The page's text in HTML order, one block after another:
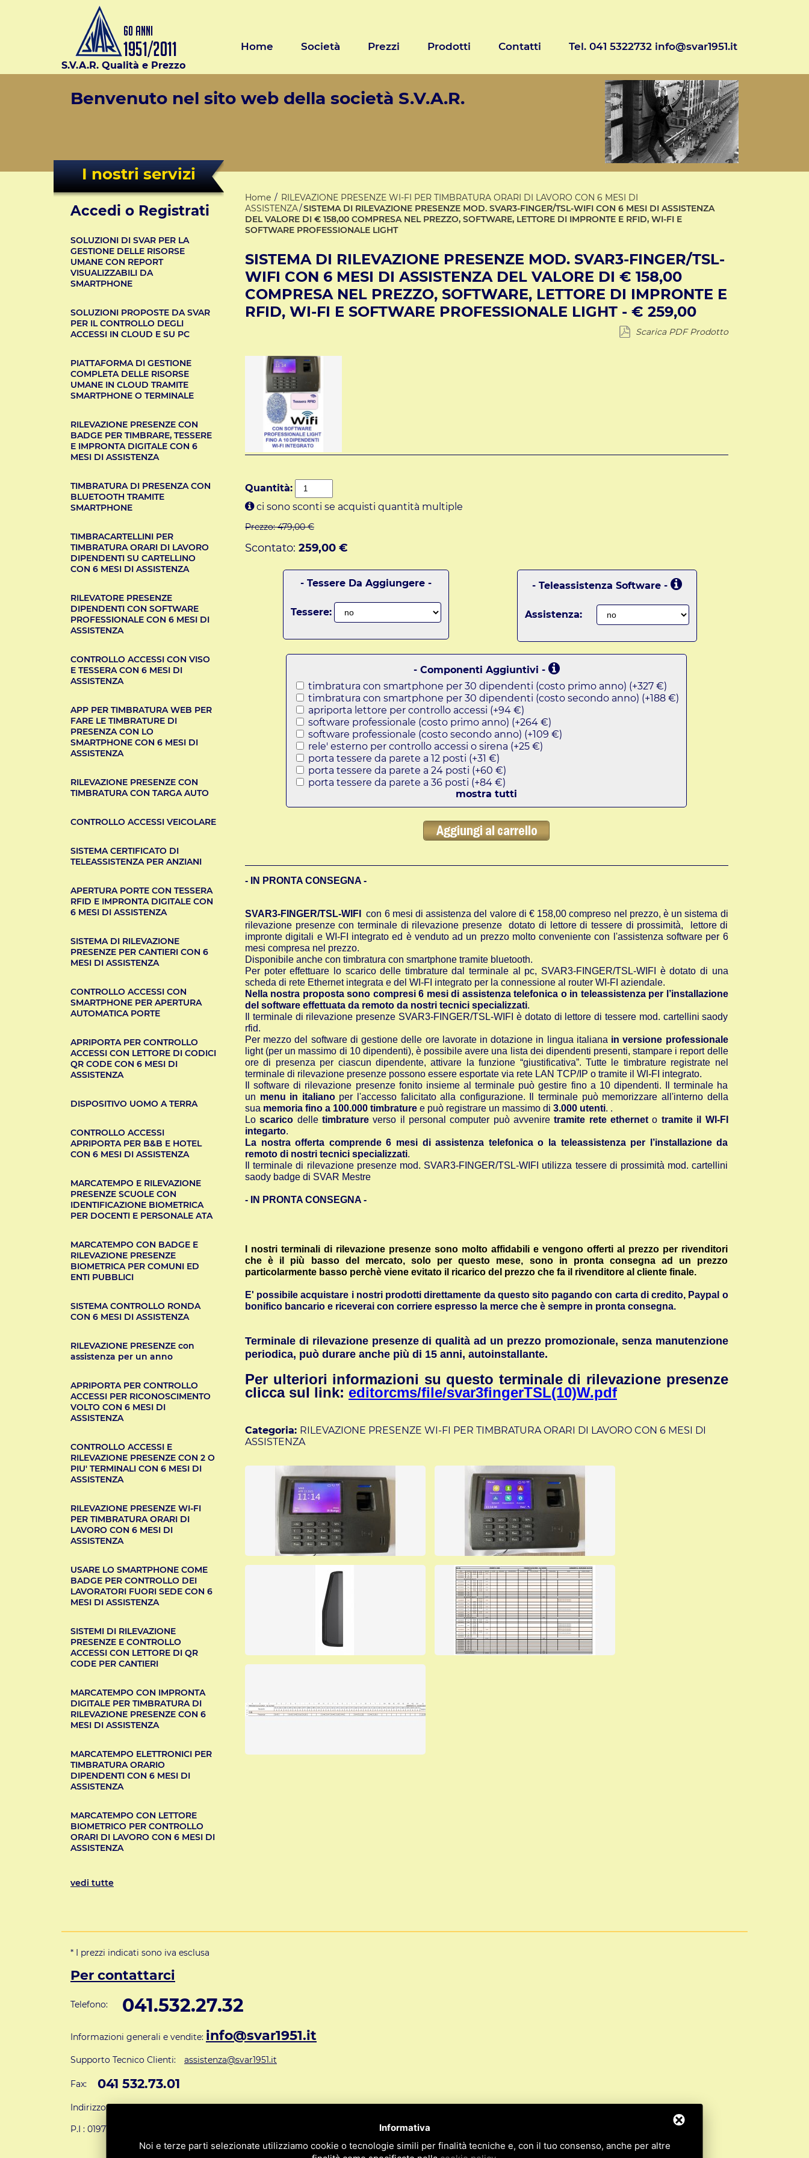
S.V.A.R. Qualità e Prezzo
Home Società Prezzi Prodotti Contatti Tel. 041 5322732 info@svar1951.it
Benvenuto nel sito web della società S.V.A.R.
I nostri servizi
Accedi o Registrati
SOLUZIONI DI SVAR PER LA
GESTIONE DELLE RISORSE
UMANE CON REPORT
VISUALIZZABILI DA
SMARTPHONE
SOLUZIONI PROPOSTE DA SVAR
PER IL CONTROLLO DEGLI
ACCESSI IN CLOUD E SU PC
PIATTAFORMA DI GESTIONE
COMPLETA DELLE RISORSE
UMANE IN CLOUD TRAMITE
SMARTPHONE O TERMINALE
RILEVAZIONE PRESENZE CON
BADGE PER TIMBRARE, TESSERE
E IMPRONTA DIGITALE CON 6
MESI DI ASSISTENZA
TIMBRATURA DI PRESENZA CON
BLUETOOTH TRAMITE
SMARTPHONE
TIMBRACARTELLINI PER
TIMBRATURA ORARI DI LAVORO
DIPENDENTI SU CARTELLINO
CON 6 MESI DI ASSISTENZA
RILEVATORE PRESENZE
DIPENDENTI CON SOFTWARE
PROFESSIONALE CON 6 MESI DI
ASSISTENZA
CONTROLLO ACCESSI CON VISO
E TESSERA CON 6 MESI DI
ASSISTENZA
APP PER TIMBRATURA WEB PER
FARE LE TIMBRATURE DI
PRESENZA CON LO
SMARTPHONE CON 6 MESI DI
ASSISTENZA
RILEVAZIONE PRESENZE CON
TIMBRATURA CON TARGA AUTO
CONTROLLO ACCESSI VEICOLARE
SISTEMA CERTIFICATO DI
TELEASSISTENZA PER ANZIANI
APERTURA PORTE CON TESSERA
RFID E IMPRONTA DIGITALE CON
6 MESI DI ASSISTENZA
SISTEMA DI RILEVAZIONE
PRESENZE PER CANTIERI CON 6
MESI DI ASSISTENZA
CONTROLLO ACCESSI CON
SMARTPHONE PER APERTURA
AUTOMATICA PORTE
APRIPORTA PER CONTROLLO
ACCESSI CON LETTORE DI CODICI
QR CODE CON 6 MESI DI
ASSISTENZA
DISPOSITIVO UOMO A TERRA
CONTROLLO ACCESSI
APRIPORTA PER B&B E HOTEL
CON 6 MESI DI ASSISTENZA
MARCATEMPO E RILEVAZIONE
PRESENZE SCUOLE CON
IDENTIFICAZIONE BIOMETRICA
PER DOCENTI E PERSONALE ATA
MARCATEMPO CON BADGE E
RILEVAZIONE PRESENZE
BIOMETRICA PER COMUNI ED
ENTI PUBBLICI
SISTEMA CONTROLLO RONDA
CON 6 MESI DI ASSISTENZA
RILEVAZIONE PRESENZE con
assistenza per un anno
APRIPORTA PER CONTROLLO
ACCESSI PER RICONOSCIMENTO
VOLTO CON 6 MESI DI
ASSISTENZA
CONTROLLO ACCESSI E
RILEVAZIONE PRESENZE CON 2 O
PIU' TERMINALI CON 6 MESI DI
ASSISTENZA
RILEVAZIONE PRESENZE WI-FI
PER TIMBRATURA ORARI DI
LAVORO CON 6 MESI DI
ASSISTENZA
USARE LO SMARTPHONE COME
BADGE PER CONTROLLO DEI
LAVORATORI FUORI SEDE CON 6
MESI DI ASSISTENZA
SISTEMI DI RILEVAZIONE
PRESENZE E CONTROLLO
ACCESSI CON LETTORE DI QR
CODE PER CANTIERI
MARCATEMPO CON IMPRONTA
DIGITALE PER TIMBRATURA DI
RILEVAZIONE PRESENZE CON 6
MESI DI ASSISTENZA
MARCATEMPO ELETTRONICI PER
TIMBRATURA ORARIO
DIPENDENTI CON 6 MESI DI
ASSISTENZA
MARCATEMPO CON LETTORE
BIOMETRICO PER CONTROLLO
ORARI DI LAVORO CON 6 MESI DI
ASSISTENZA
vedi tutte
Home
RILEVAZIONE PRESENZE WI-FI PER TIMBRATURA ORARI DI LAVORO CON 6 MESI DI
ASSISTENZA SISTEMA DI RILEVAZIONE PRESENZE MOD. SVAR3-FINGER/TSL-WIFI CON 6 MESI DI ASSISTENZA
DEL VALORE DI € 158,00 COMPRESA NEL PREZZO, SOFTWARE, LETTORE DI IMPRONTE E RFID, WI-FI E
SOFTWARE PROFESSIONALE LIGHT
SISTEMA DI RILEVAZIONE PRESENZE MOD. SVAR3-FINGER/TSL-
WIFI CON 6 MESI DI ASSISTENZA DEL VALORE DI € 158,00
COMPRESA NEL PREZZO, SOFTWARE, LETTORE DI IMPRONTE E
RFID, WI-FI E SOFTWARE PROFESSIONALE LIGHT - € 259,00
Scarica PDF Prodotto
Quantità:
ci sono sconti se acquisti quantità multiple
Prezzo:479,00 €
Scontato: 259,00 €
- Tessere Da Aggiungere -
Tessere:
- Teleassistenza Software -
Assistenza:
- Componenti Aggiuntivi -
timbratura con smartphone per 30 dipendenti (costo primo anno) (+327 €)
timbratura con smartphone per 30 dipendenti (costo secondo anno) (+188 €)
apriporta lettore per controllo accessi (+94 €)
software professionale (costo primo anno) (+264 €)
software professionale (costo secondo anno) (+109 €)
rele' esterno per controllo accessi o sirena (+25 €)
porta tessere da parete a 12 posti (+31 €)
porta tessere da parete a 24 posti (+60 €)
porta tessere da parete a 36 posti (+84 €)
mostra tutti
- IN PRONTA CONSEGNA -
SVAR3-FINGER/TSL-WIFI
con 6 mesi di assistenza del valore di € 158,00 compreso nel prezzo, è un sistema di
rilevazione presenze con terminale di rilevazione presenze dotato di lettore di tessere di prossimità, lettore di
impronte digitali e WI-FI integrato ed è venduto ad un prezzo molto conveniente con l'assistenza software per 6
mesi compresa nel prezzo.
Disponibile anche con timbratura con smartphone tramite bluetooth.
Per poter effettuare lo scarico delle timbrature dal terminale al pc, SVAR3-FINGER/TSL-WIFI è dotato di una
scheda di rete Ethernet integrata e del WI-FI integrato per la connessione al router WI-FI aziendale.
Nella nostra proposta sono compresi 6 mesi di assistenza telefonica o in teleassistenza per l’installazione
del software effettuata da remoto da nostri tecnici specializzati.
Il terminale di rilevazione presenze SVAR3-FINGER/TSL-WIFI è dotato di lettore di tessere mod. cartellini saody
rfid.
Per mezzo del software di gestione delle ore lavorate in dotazione in lingua italiana in versione professionale
light (per un massimo di 10 dipendenti), è possibile avere una lista dei dipendenti presenti, stampare i report delle
ore di presenza per ciascun dipendente, attivare la funzione “giustificativa”. Tutte le timbrature registrate nel
terminale di rilevazione presenze possono essere esportate via rete LAN TCP/IP o tramite il WI-FI integrato.
Il software di rilevazione presenze fonito insieme al terminale può gestire fino a 10 dipendenti. Il terminale ha
un menu in italianoper l'accesso falicitato alla configurazione. Il terminale può memorizzare all'interno della
sua memoria fino a 100.000 timbrature e può registrare un massimo di 3.000 utenti. .
Loscarico delletimbrature verso il personal computer può avveniretramite rete ethernet o tramite il WI-FI
integarto.
La nostra offerta comprende 6 mesi di assistenza telefonica o la teleassistenza per l’installazione da
remoto di nostri tecnici specializzati.
Il terminale di rilevazione presenze mod. SVAR3-FINGER/TSL-WIFI utilizza tessere di prossimità mod. cartellini
saody badge di SVAR Mestre
- IN PRONTA CONSEGNA -
I nostri terminali di rilevazione presenze sono molto affidabili e vengono offerti al prezzo per rivenditori
che è il più basso del mercato, solo per questo mese, sono in pronta consegna ad un prezzo
particolarmente basso perchè viene evitato il ricarico del prezzo che fa il rivenditore al cliente finale.
E' possibile acquistare i nostri prodotti direttamente da questo sito pagando con carta di credito, Paypal o
bonifico bancario e riceverai con corriere espresso la merce che è sempre in pronta consegna.
Terminale di rilevazione presenze di qualità ad un prezzo promozionale, senza manutenzione
periodica, può durare anche più di 15 anni, autoinstallante.
Per ulteriori informazioni su questo terminale di rilevazione presenze
clicca suI link: editorcms/file/svar3fingerTSL(10)W.pdf
Categoria: RILEVAZIONE PRESENZE WI-FI PER TIMBRATURA ORARI DI LAVORO CON 6 MESI DI
ASSISTENZA
* I prezzi indicati sono iva esclusa
Per contattarci
Telefono: 041.532.27.32
Informazioni generali e vendite: info@svar1951.it
Supporto Tecnico Clienti: assistenza@svar1951.it
Fax: 041 532.73.01
Indirizzo: S.V.A.R. - Via Cappuccina n° 181 - 30172 Mestre VE ITALY
P.I : 01971310279
Informativa
Noi e terze parti selezionate utilizziamo cookie o tecnologie simili per finalità tecniche e, con il tuo consenso, anche per altre